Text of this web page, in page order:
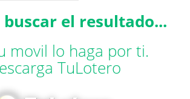
buscar el resultado...
movil lo haga por ti.
TuLotero